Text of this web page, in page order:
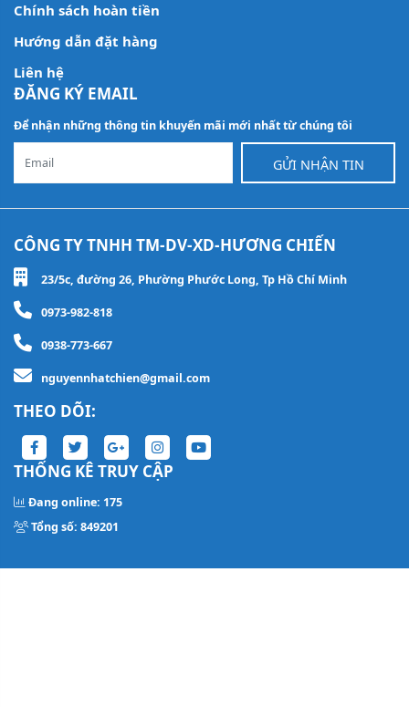
Chính sách hoàn tiền
Hướng dẫn đặt hàng
Liên hệ
ĐĂNG KÝ EMAIL
Để nhận những thông tin khuyến mãi mới nhất từ chúng tôi
GỬI NHẬN TIN
CÔNG TY TNHH TM-DV-XD-HƯƠNG CHIẾN
23/5c, đường 26, Phường Phước Long, Tp Hồ Chí Minh
0973-982-818
0938-773-667
nguyennhatchien@gmail.com
THEO DÕI:
THỐNG KÊ TRUY CẬP
Đang online: 175
Tổng số: 849201